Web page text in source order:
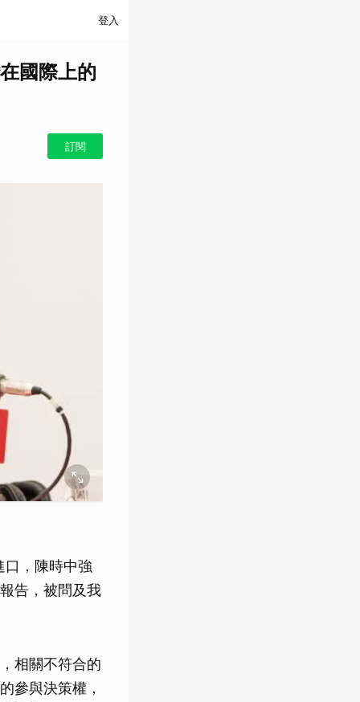
登入
國際上的
訂閱
口，陳時中強
告，被問及我
相關不符合的
參與決策權，